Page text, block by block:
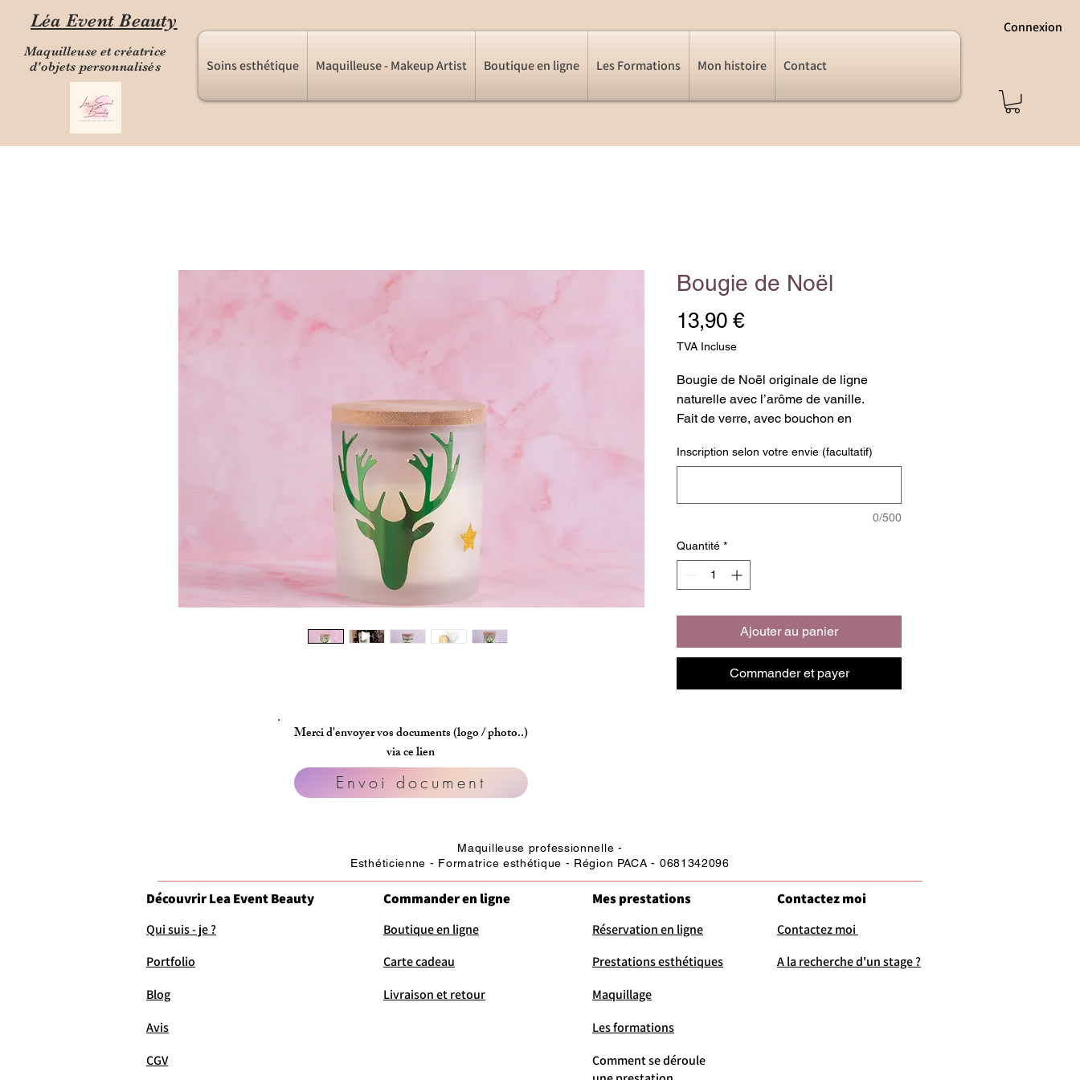
Léa Event Beauty
Maquilleuse et créatrice
d'objets personnalisés
Connexion
Soins esthétique Maquilleuse - Makeup Artist Boutique en ligne Les Formations Mon histoire Contact
Bougie de Noël
13,90 €Prix
TVA Incluse
Bougie de Noël originale de ligne
naturelle avec l’arôme de vanille.
Fait de verre, avec bouchon en
Inscription selon votre envie (facultatif)
0/500
Quantité *
Ajouter au panier
Commander et payer
Merci d'envoyer vos documents (logo / photo..)
via ce lien
Envoi document
Maquilleuse professionnelle -
Esthéticienne - Formatrice esthétique - Région PACA - 0681342096
Découvrir Lea Event Beauty Commander en ligne Mes prestations Contactez moi
Qui suis - je ? Réservation en ligne
Boutique en ligne
Contactez moi
Carte cadeau
Portfolio Prestations esthétiques
A la recherche d'un stage ?
Blog
Maquillage
Livraison et retour
Avis
CGV
Les formations
Comment se déroule